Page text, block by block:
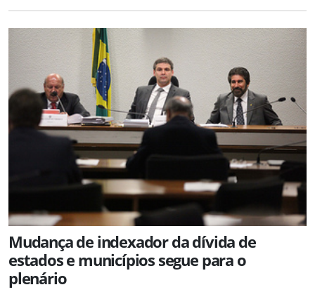
Mudança de indexador da dívida de
estados e municípios segue para o
plenário